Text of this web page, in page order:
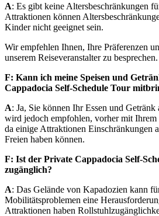
A: Es gibt keine Altersbeschränkungen
Attraktionen können
Kinder nicht geeignet sein.
Wir empfehlen Ihnen, Ihre Präferenzen
unserem Reiseveranstalter zu besprechen.
F: Kann ich meine Speisen und
Cappadocia Self-Schedule Tour
A: Ja, Sie können Ihr Essen und
wird jedoch empfohlen, vorher mit Ihrem
da einige Attraktionen Einschränkungen
Freien haben können.
F: Ist der Private Cappadocia Self-
zugänglich?
A: Das Gelände von Kapadozien kann
Mobilitätsproblemen eine
Attraktionen haben